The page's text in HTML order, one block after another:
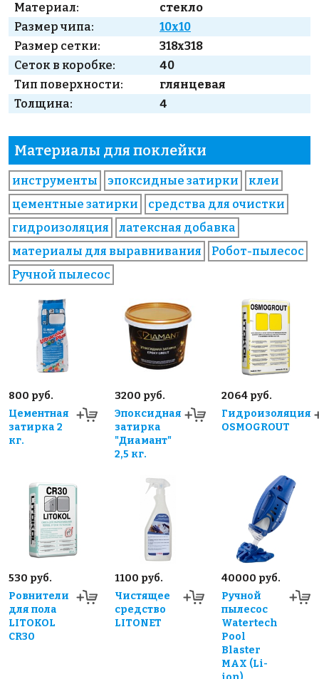
Материал:
стекло
Размер чипа:
10x10
Размер сетки:
318x318
Сеток в коробке:
40
Тип поверхности:
глянцевая
Толщина:
4
Материалы для поклейки
инструменты эпоксидные затирки
клеи
цементные затирки
средства для очистки
гидроизоляция
латексная добавка
материалы для выравнивания
Робот-пылесос
Ручной пылесос
800 руб.
Цементная
затирка 2
кг.
3200 руб.
Эпоксидная
затирка
"Диамант"
2,5 кг.
2064 руб.
Гидроизоляция
OSMOGROUT
530 руб.
Ровнители
для пола
LITOKOL
CR30
1100 руб.
Чистящее
средство
LITONET
40000 руб.
Ручной
пылесос
Watertech
Pool
Blaster
MAX (Li-